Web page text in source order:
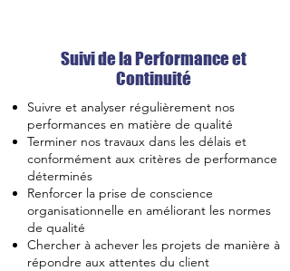
Suivi de la Performance et
Continuité
Suivre et analyser régulièrement nos
performances en matière de qualité
Terminer nos travaux dans les délais et
conformément aux critères de performance
déterminés
Renforcer la prise de conscience
organisationnelle en améliorant les normes
de qualité
Chercher à achever les projets de manière à
répondre aux attentes du client